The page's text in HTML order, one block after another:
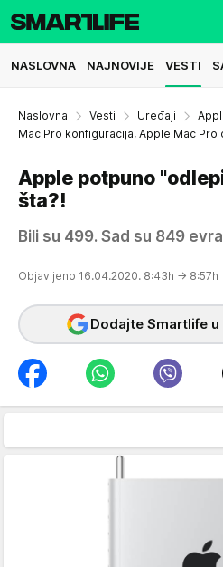
NASLOVNA NAJNOVIJE VESTI
Naslovna Vesti Uređaji
Mac Pro konfiguracija, Apple Mac Pro
Apple potpuno
šta?!
Bili su 499. Sad su 849
Objavljeno 16.04.2020. 8:43h → 8:57h
Dodajte Smartlife